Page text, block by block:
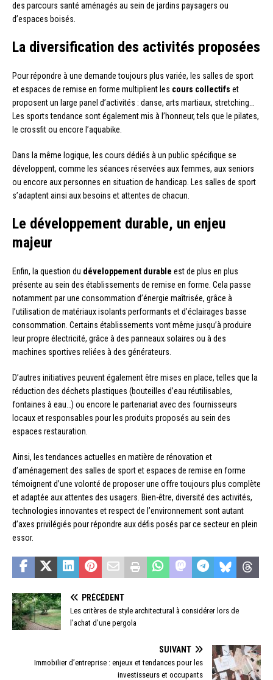
des parcours santé aménagés au sein de jardins paysagers ou
d’espaces boisés.
La diversification des activités proposées
Pour répondre à une demande toujours plus variée, les salles de sport
et espaces de remise en forme multiplient les cours collectifs et
proposent un large panel d’activités : danse, arts martiaux, stretching…
Les sports tendance sont également mis à l’honneur, tels que le pilates,
le crossfit ou encore l’aquabike.
Dans la même logique, les cours dédiés à un public spécifique se
développent, comme les séances réservées aux femmes, aux seniors
ou encore aux personnes en situation de handicap. Les salles de sport
s’adaptent ainsi aux besoins et attentes de chacun.
Le développement durable, un enjeu
majeur
Enfin, la question du développement durable est de plus en plus
présente au sein des établissements de remise en forme. Cela passe
notamment par une consommation d’énergie maîtrisée, grâce à
l’utilisation de matériaux isolants performants et d’éclairages basse
consommation. Certains établissements vont même jusqu’à produire
leur propre électricité, grâce à des panneaux solaires ou à des
machines sportives reliées à des générateurs.
D’autres initiatives peuvent également être mises en place, telles que la
réduction des déchets plastiques (bouteilles d’eau réutilisables,
fontaines à eau…) ou encore le partenariat avec des fournisseurs
locaux et responsables pour les produits proposés au sein des
espaces restauration.
Ainsi, les tendances actuelles en matière de rénovation et
d’aménagement des salles de sport et espaces de remise en forme
témoignent d’une volonté de proposer une offre toujours plus complète
et adaptée aux attentes des usagers. Bien-être, diversité des activités,
technologies innovantes et respect de l’environnement sont autant
d’axes privilégiés pour répondre aux défis posés par ce secteur en plein
essor.
PRÉCÉDENT
Les critères de style architectural à considérer lors de
l’achat d’une pergola
SUIVANT
Immobilier d’entreprise : enjeux et tendances pour les
investisseurs et occupants